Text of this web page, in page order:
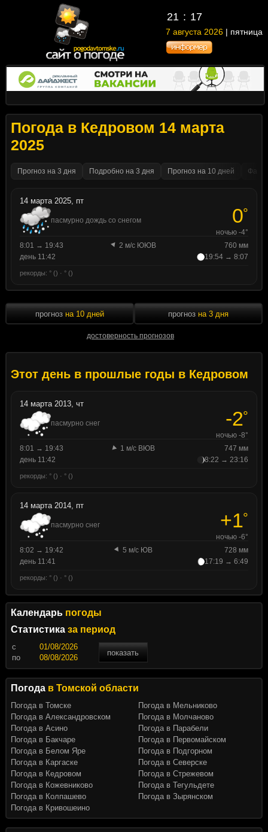
21 17
7 августа 2026 | пятница
Погода в Кедровом 14 марта
2025
Прогноз на 3 дня Подробно на 3 дня Прогноз на 10 дней
14 марта 2025, пт
пасмурно дождь со снегом 0°
ночью -4°
8:01 → 19:43
2 м/с ЮЮВ
760 мм
день 11:42
19:54 → 8:07
рекорды: ° () · ° ()
прогноз на 10 дней
достоверность прогнозов
прогноз на 3 дня
Этот день в прошлые годы в Кедровом
14 марта 2013, чт
пасмурно снег -2°
ночью -8°
8:01 → 19:43
1 м/с ВЮВ
747 мм
день 11:42
8:22 → 23:16
рекорды: ° () · ° ()
14 марта 2014, пт
пасмурно снег +1°
ночью -6°
8:02 → 19:42
5 м/с ЮВ
728 мм
день 11:41
17:19 → 6:49
рекорды: ° () · ° ()
Календарь погоды
Статистика за период
c
показать
по
Погода в Томской области
Погода в Томске
Погода в Александровском
Погода в Асино
Погода в Бакчаре
Погода в Белом Яре
Погода в Каргаске
Погода в Кедровом
Погода в Кожевниково
Погода в Колпашево
Погода в Кривошеино
Погода в Мельниково
Погода в Молчаново
Погода в Парабели
Погода в Первомайском
Погода в Подгорном
Погода в Северске
Погода в Стрежевом
Погода в Тегульдете
Погода в Зырянском